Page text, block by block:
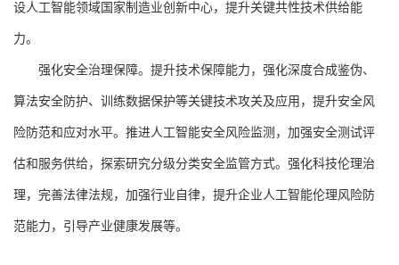
设人工智能领域国家制造业创新中心，提升关键共性技术供给能
力。
强化安全治理保障。提升技术保障能力，强化深度合成鉴伪、
算法安全防护、训练数据保护等关键技术攻关及应用，提升安全风
险防范和应对水平。推进人工智能安全风险监测，加强安全测试评
估和服务供给，探索研究分级分类安全监管方式。强化科技伦理治
理，完善法律法规，加强行业自律，提升企业人工智能伦理风险防
范能力，引导产业健康发展等。